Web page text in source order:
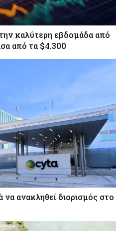
νέα δυναμική στον GSI,
ΕΤΕπ για συμμετοχή
την τιμή του
Ασία εν μέσω εξελίξεων στο
06-08-2026
Κυπριακός Οργανισμός
– Διορίστηκε το δ.σ.,
νόμος
καλύτερη εβδομάδα από
από τα $4.300
ανακληθεί διορισμός στο